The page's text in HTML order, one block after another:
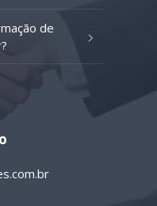
de